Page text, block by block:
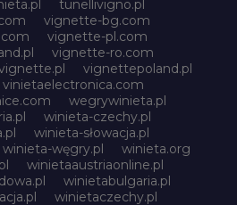
tunellivigno.pl
vignette-bg.com
vignette-pl.com
vignette-ro.com
vignettepoland.pl
vinietaelectronica.com
wegrywinieta.pl
winieta-czechy.pl
winieta-słowacja.pl
winieta-węgry.pl
winieta.org
winietaaustriaonline.pl
winietabulgaria.pl
winietaczechy.pl